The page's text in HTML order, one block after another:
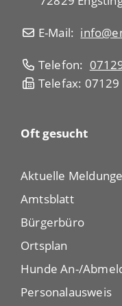
E-Mail:
Telefon:
Telefax:
Oft gesucht
Aktuelle
Amtsblatt
Bürgerbüro
Ortsplan
Hunde An-/
Personalausweis